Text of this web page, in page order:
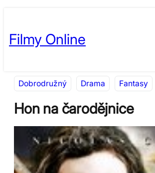
obsah
content
Filmy Online
Dobrodružný Drama Fantasy
Hon na čarodějnice